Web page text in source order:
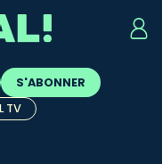
sont
S'ABONNER
TV